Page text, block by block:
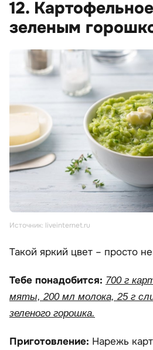
12.
зеленым
Источник: liveinternet.ru
Такой яркий цвет – просто
Тебе понадобится: 700 г
мяты, 200 мл молока, 25 г
зеленого горошка.
Приготовление: Нарежь